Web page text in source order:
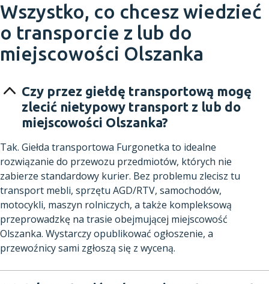
Wszystko, co chcesz wiedzieć
o transporcie z lub do
miejscowości Olszanka
Czy przez giełdę transportową mogę
zlecić nietypowy transport z lub do
miejscowości Olszanka?
Tak. Giełda transportowa Furgonetka to idealne
rozwiązanie do przewozu przedmiotów, których nie
zabierze standardowy kurier. Bez problemu zlecisz tu
transport mebli, sprzętu AGD/RTV, samochodów,
motocykli, maszyn rolniczych, a także kompleksową
przeprowadzkę na trasie obejmującej miejscowość
Olszanka. Wystarczy opublikować ogłoszenie, a
przewoźnicy sami zgłoszą się z wyceną.